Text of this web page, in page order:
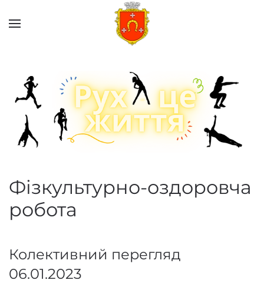
Перейти до основного вмісту
Фізкультурно-оздоровча
робота
Колективний перегляд
06.01.2023